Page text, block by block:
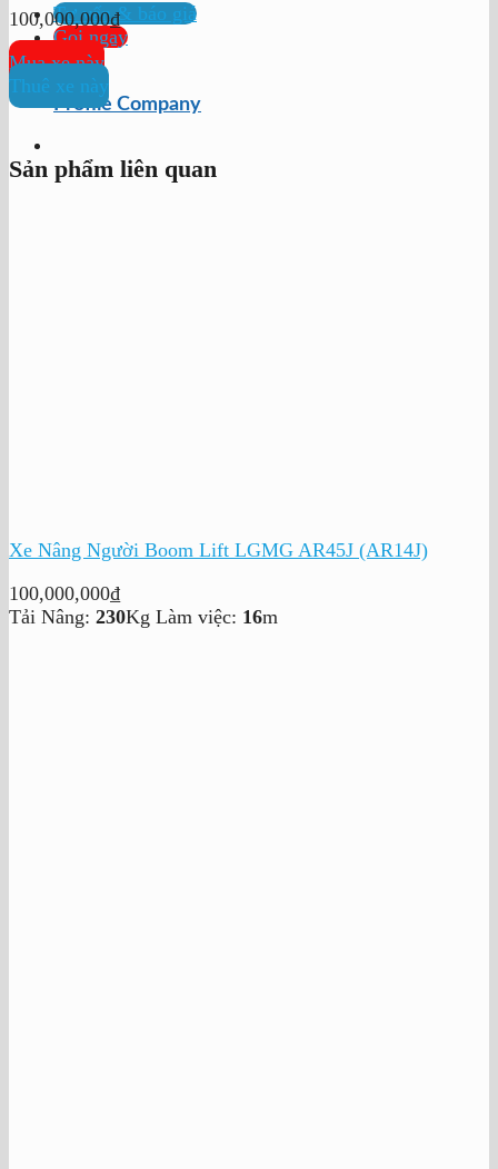
Tư vấn & báo giá
Gọi ngay
Profile Company
100,000,000₫
Mua xe này
Thuê xe này
Sản phẩm liên quan
Xe Nâng Người Boom Lift LGMG AR45J (AR14J)
100,000,000₫
Tải Nâng: 230Kg Làm việc: 16m